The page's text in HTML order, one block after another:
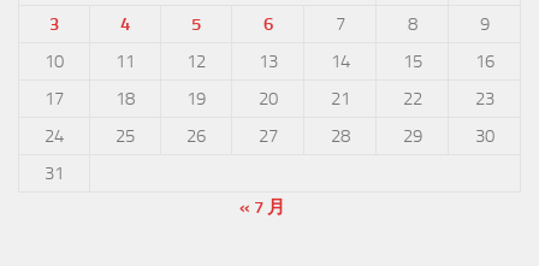
3
4 5 6 7 8
9
10
11 12 13 14 15
16
17
18 19 20 21 22
23
24
25 26 27 28 29
30
31
« 7 月